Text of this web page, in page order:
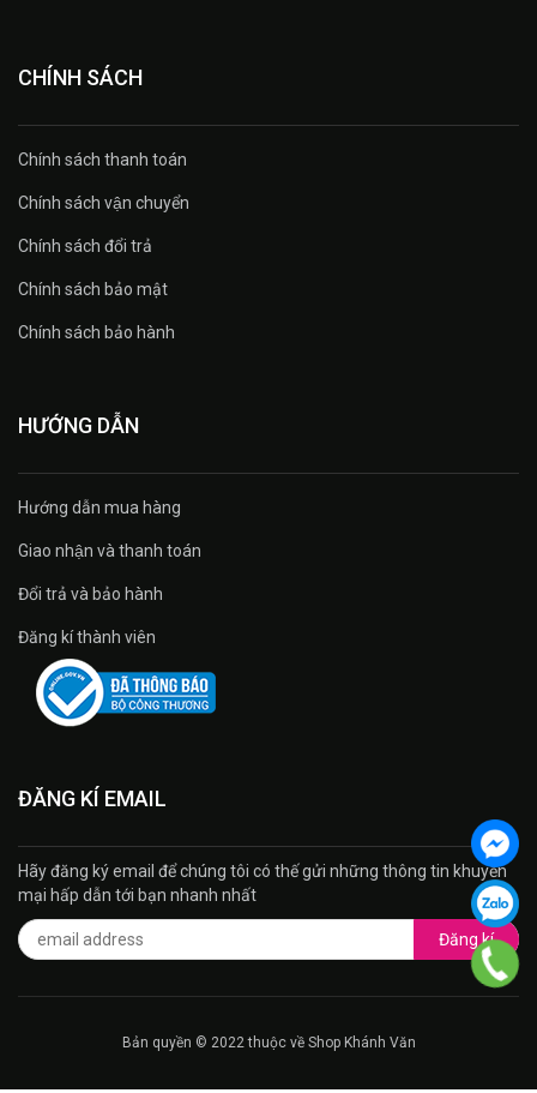
CHÍNH SÁCH
Chính sách thanh toán
Chính sách vận chuyển
Chính sách đổi trả
Chính sách bảo mật
Chính sách bảo hành
HƯỚNG DẪN
Hướng dẫn mua hàng
Giao nhận và thanh toán
Đổi trả và bảo hành
Đăng kí thành viên
ĐĂNG KÍ EMAIL
Hãy đăng ký email để chúng tôi có thế gửi những thông tin khuyến
mại hấp dẫn tới bạn nhanh nhất
Đăng kí
Bản quyền © 2022 thuộc về Shop Khánh Văn